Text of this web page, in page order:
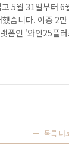
5월 31일부터 6
습니다. 이중 2
폼인 '와인25플
기를 얻고 있는
GS25는 넷퍼넬
목록 더